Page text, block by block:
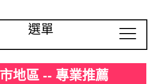
選單
地區 -- 專業推薦